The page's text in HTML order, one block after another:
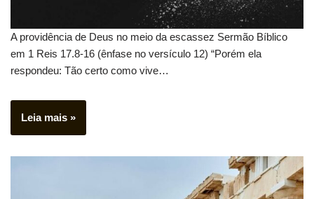
A providência de Deus no meio da escassez Sermão Bíblico
em 1 Reis 17.8-16 (ênfase no versículo 12) “Porém ela
respondeu: Tão certo como vive…
Leia mais »